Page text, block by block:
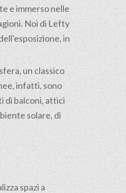
e immerso nelle
Noi di Lefty
in
un classico
infatti, sono
di balconi, attici
solare, di
spazi a